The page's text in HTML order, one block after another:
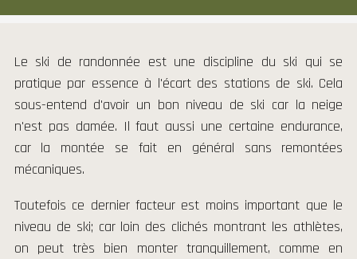
Le ski de randonnée est une discipline du ski qui se
pratique par essence à l'écart des stations de ski. Cela
sous-entend d'avoir un bon niveau de ski car la neige
n'est pas damée. Il faut aussi une certaine endurance,
car la montée se fait en général sans remontées
mécaniques.
Toutefois ce dernier facteur est moins important que le
niveau de ski; car loin des clichés montrant les athlètes,
on peut très bien monter tranquillement, comme en